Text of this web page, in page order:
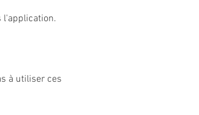
l'application.
à utiliser ces